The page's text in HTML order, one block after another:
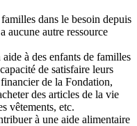
dans le besoin depuis
aucune autre ressource
à des enfants de familles
de satisfaire leurs
de la Fondation,
des articles de la vie
vêtements, etc.
à une aide alimentaire